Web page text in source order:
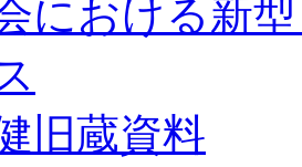
における新
旧蔵資料